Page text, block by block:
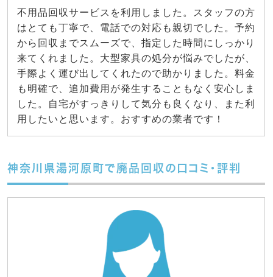
不用品回収サービスを利用しました。スタッフの方
はとても丁寧で、電話での対応も親切でした。予約
から回収までスムーズで、指定した時間にしっかり
来てくれました。大型家具の処分が悩みでしたが、
手際よく運び出してくれたので助かりました。料金
も明確で、追加費用が発生することもなく安心しま
した。自宅がすっきりして気分も良くなり、また利
用したいと思います。おすすめの業者です！
神奈川県湯河原町で廃品回収の口コミ・評判